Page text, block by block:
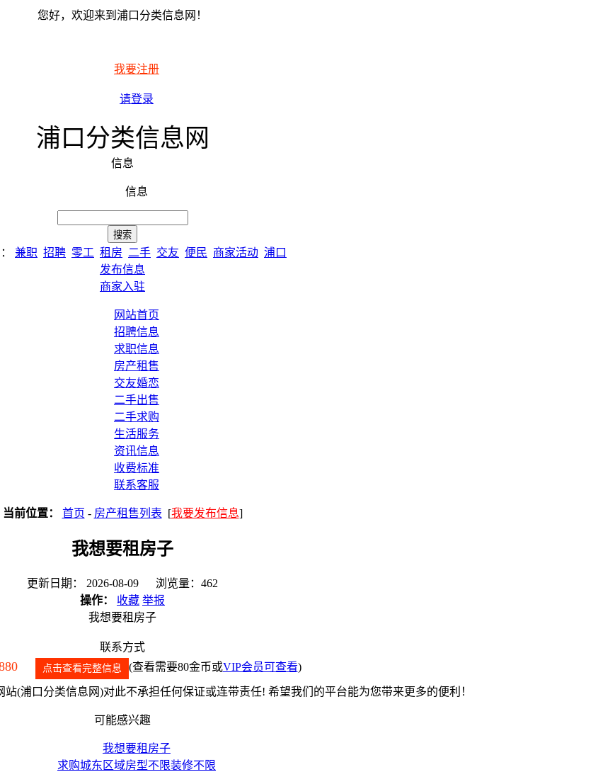
您好，欢迎来到浦口分类信息网！
我要注册
请登录
浦口分类信息网
信息
信息
兼职 招聘 零工 租房 二手 交友 便民 商家活动 浦口
发布信息
商家入驻
网站首页
招聘信息
求职信息
房产租售
交友婚恋
二手出售
二手求购
生活服务
资讯信息
收费标准
联系客服
当前位置： 首页 - 房产租售列表 [我要发布信息]
我想要租房子
更新日期： 2026-08-09 浏览量：462
操作：
收藏 举报
我想要租房子
联系方式
点击查看完整信息 (查看需要80金币或VIP会员可查看)
(浦口分类信息网)对此不承担任何保证或连带责任! 希望我们的平台能为您带来更多的便利！
可能感兴趣
我想要租房子
求购城东区域房型不限装修不限